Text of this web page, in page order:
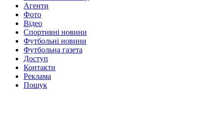
Агенти
Фото
Відео
Спортивні новини
Футбольні новини
Футбольна газета
Доступ
Контакти
Реклама
Пошук